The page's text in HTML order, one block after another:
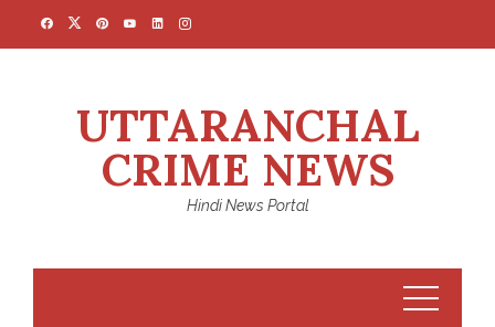
UTTARANCHAL
CRIME NEWS
Hindi News Portal